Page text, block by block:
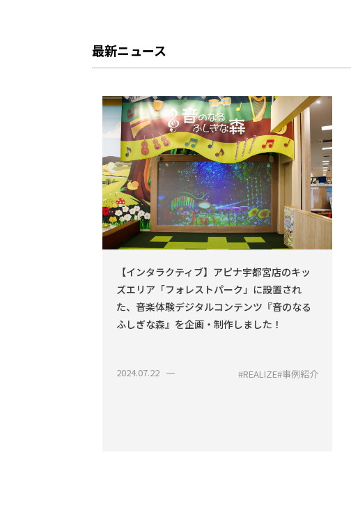
最新ニュース
【インタラクティブ】アピナ宇都宮店のキッ
ズエリア「フォレストパーク」に設置され
た、音楽体験デジタルコンテンツ『音のなる
ふしぎな森』を企画・制作しました！
2024.07.22 #REALIZE#事例紹介